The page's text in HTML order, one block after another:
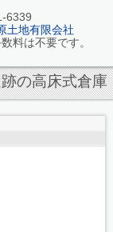
6339
土地有限会社
料は不要です。
の高床式倉庫